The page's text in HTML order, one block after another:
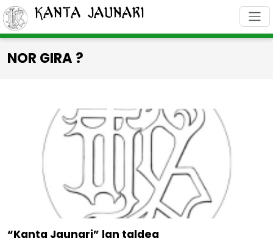
Kanta Jaunari
NOR GIRA ?
“Kanta Jaunari” lan taldea